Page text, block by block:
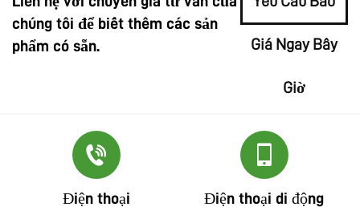
chúng tôi để biết thêm các sản
phẩm có sẵn.
Giá Ngay Bây
Giờ
Điện thoại Điện thoại di động